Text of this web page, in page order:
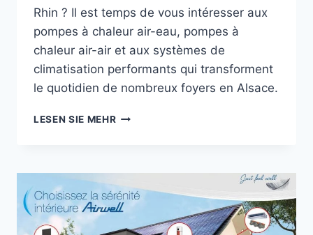
Rhin ? Il est temps de vous intéresser aux
pompes à chaleur air-eau, pompes à
chaleur air-air et aux systèmes de
climatisation performants qui transforment
le quotidien de nombreux foyers en Alsace.
LESEN SIE MEHR LUFT-
WÄRMEPUMPEN
UND
KLIMAANLAGEN: